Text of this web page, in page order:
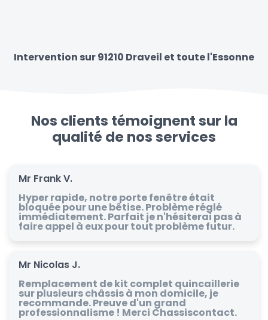
Intervention sur 91210 Draveil et toute l'Essonne
Nos clients témoignent sur la
qualité de nos services
Mr Frank V.
Hyper rapide, notre porte fenêtre était
bloquée pour une bêtise. Problème réglé
immédiatement. Parfait je n'hésiterai pas à
faire appel à eux pour tout problème futur.
Mr Nicolas J.
Remplacement de kit complet quincaillerie
sur plusieurs châssis à mon domicile, je
recommande. Preuve d'un grand
professionnalisme ! Merci Chassiscontact.